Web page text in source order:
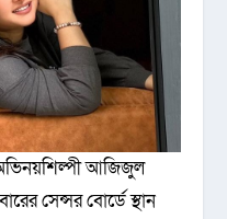
আজিজুল
সেন্সর বোর্ডে স্থান